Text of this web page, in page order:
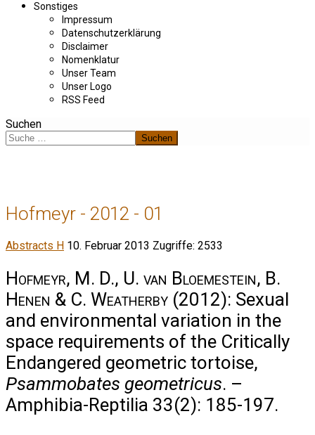
Sonstiges
Impressum
Datenschutzerklärung
Disclaimer
Nomenklatur
Unser Team
Unser Logo
RSS Feed
Suchen
Suchen
Hofmeyr - 2012 - 01
Abstracts H 10. Februar 2013 Zugriffe: 2533
Hofmeyr, M. D., U. van Bloemestein, B.
Henen & C. Weatherby (2012): Sexual
and environmental variation in the
space requirements of the Critically
Endangered geometric tortoise,
Psammobates geometricus. –
Amphibia-Reptilia 33(2): 185-197.